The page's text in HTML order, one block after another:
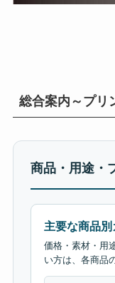
総合案内～プリ
商品・用途・
主要な商品別
価格・素材・用
い方は、各商品